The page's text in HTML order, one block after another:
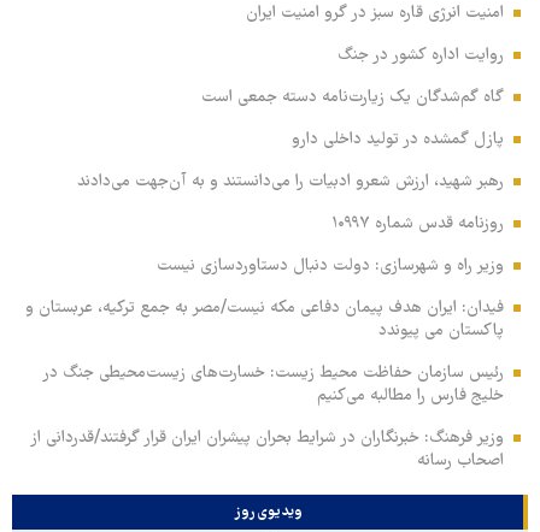
امنیت انرژی قاره سبز در گرو امنیت ایران
روایت اداره کشور در جنگ
گاه گم‌شدگان یک زیارت‌نامه دسته جمعی است
پازل گمشده در تولید داخلی دارو
رهبر شهید، ارزش شعرو ادبیات را می‌دانستند و به آن‌جهت می‌دادند
روزنامه قدس شماره ۱۰۹۹۷
وزیر راه و شهرسازی: دولت دنبال دستاوردسازی نیست
فیدان: ایران هدف پیمان دفاعی مکه نیست/مصر به جمع ترکیه، عربستان و
پاکستان می پیوندد
رئیس سازمان حفاظت محیط زیست: خسارت‌های زیست‌محیطی جنگ در
خلیج فارس را مطالبه‌ می‌کنیم
وزیر فرهنگ: خبرنگاران در شرایط بحران پیشران ایران قرار گرفتند/قدردانی از
اصحاب رسانه
ویدیوی روز